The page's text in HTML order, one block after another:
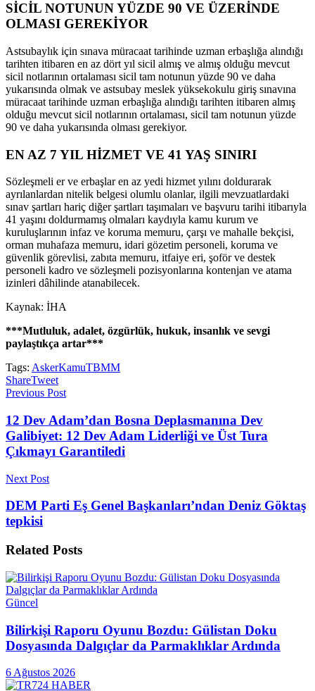
SİCİL NOTUNUN YÜZDE 90 VE ÜZERİNDE
OLMASI GEREKİYOR
Astsubaylık için sınava müracaat tarihinde uzman erbaşlığa alındığı
tarihten itibaren en az dört yıl sicil almış ve almış olduğu mevcut
sicil notlarının ortalaması sicil tam notunun yüzde 90 ve daha
yukarısında olmak ve astsubay meslek yüksekokulu giriş sınavına
müracaat tarihinde uzman erbaşlığa alındığı tarihten itibaren almış
olduğu mevcut sicil notlarının ortalaması, sicil tam notunun yüzde
90 ve daha yukarısında olması gerekiyor.
EN AZ 7 YIL HİZMET VE 41 YAŞ SINIRI
Sözleşmeli er ve erbaşlar en az yedi hizmet yılını doldurarak
ayrılanlardan nitelik belgesi olumlu olanlar, ilgili mevzuatlardaki
sınav şartları hariç diğer şartları taşımaları ve başvuru tarihi itibarıyla
41 yaşını doldurmamış olmaları kaydıyla kamu kurum ve
kuruluşlarının infaz ve koruma memuru, çarşı ve mahalle bekçisi,
orman muhafaza memuru, idari gözetim personeli, koruma ve
güvenlik görevlisi, zabıta memuru, itfaiye eri, şoför ve destek
personeli kadro ve sözleşmeli pozisyonlarına kontenjan ve atama
izinleri dâhilinde atanabilecek.
Kaynak: İHA
***Mutluluk, adalet, özgürlük, hukuk, insanlık ve sevgi
paylaştıkça artar***
Tags: AskerKamuTBMM
ShareTweet
Previous Post
12 Dev Adam’dan Bosna Deplasmanına Dev
Galibiyet: 12 Dev Adam Liderliği ve Üst Tura
Çıkmayı Garantiledi
Next Post
DEM Parti Eş Genel Başkanları’ndan Deniz Göktaş
tepkisi
Related Posts
Güncel
Bilirkişi Raporu Oyunu Bozdu: Gülistan Doku
Dosyasında Dalgıçlar da Parmaklıklar Ardında
6 Ağustos 2026